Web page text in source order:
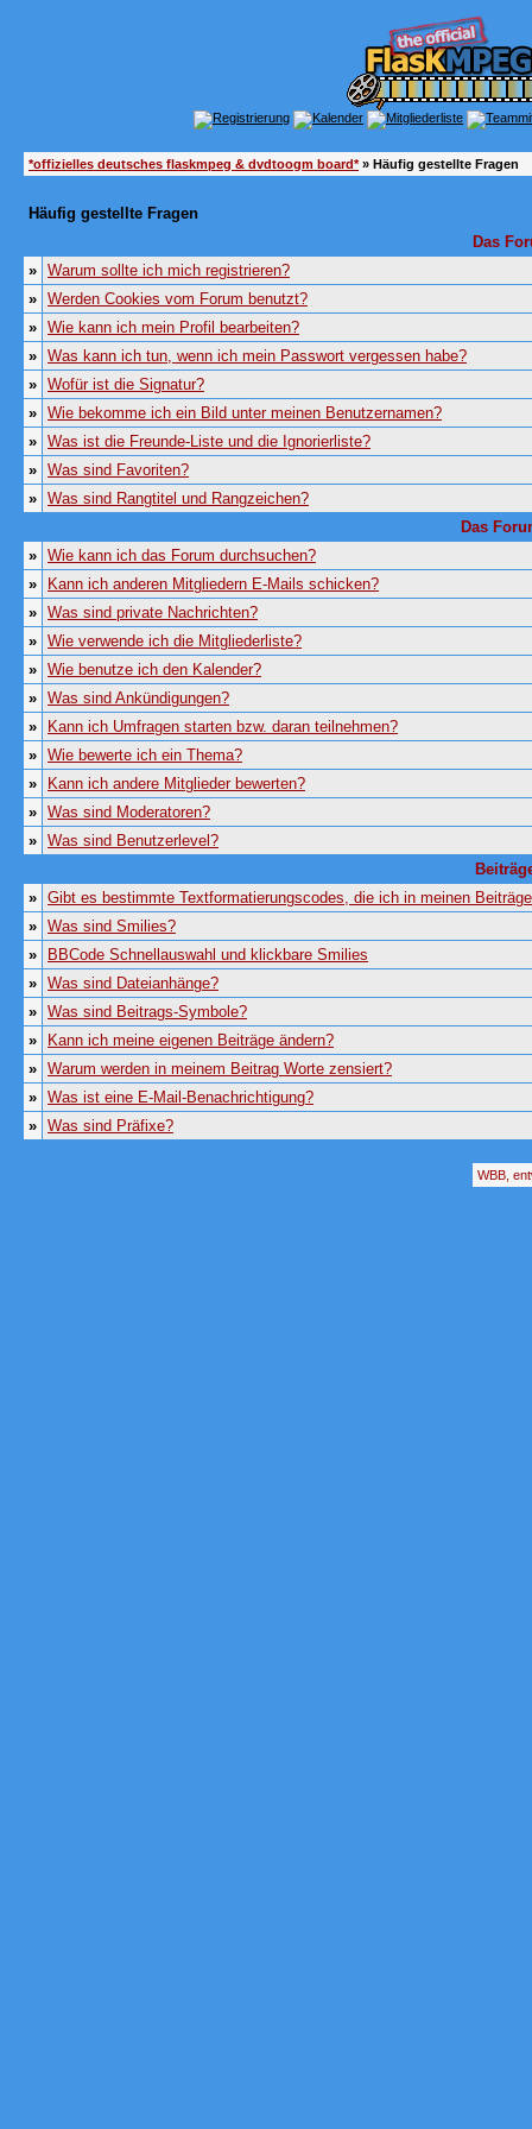
*offizielles deutsches flaskmpeg & dvdtoogm board*» Häufig gestellte Fragen
Häufig gestellte Fragen
Das
» Warum sollte ich mich registrieren?
» Werden Cookies vom Forum benutzt?
» Wie kann ich mein Profil bearbeiten?
» Was kann ich tun, wenn ich mein Passwort vergessen habe?
» Wofür ist die Signatur?
» Wie bekomme ich ein Bild unter meinen Benutzernamen?
» Was ist die Freunde-Liste und die Ignorierliste?
» Was sind Favoriten?
» Was sind Rangtitel und Rangzeichen?
Das
» Wie kann ich das Forum durchsuchen?
»
Kann ich anderen Mitgliedern E-Mails schicken?
» Was sind private Nachrichten?
» Wie verwende ich die Mitgliederliste?
» Wie benutze ich den Kalender?
» Was sind Ankündigungen?
»
Kann ich Umfragen starten bzw. daran teilnehmen?
» Wie bewerte ich ein Thema?
»
Kann ich andere Mitglieder bewerten?
» Was sind Moderatoren?
» Was sind Benutzerlevel?
» Gibt es bestimmte Textformatierungscodes, die ich in meinen
» Was sind Smilies?
»
BBCode Schnellauswahl und klickbare Smilies
» Was sind Dateianhänge?
» Was sind Beitrags-Symbole?
»
Kann ich meine eigenen Beiträge ändern?
» Warum werden in meinem Beitrag Worte zensiert?
» Was ist eine E-Mail-Benachrichtigung?
» Was sind Präfixe?
WBB,